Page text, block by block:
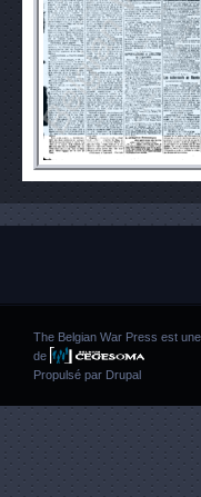
The Belgian War Press est
de
Propulsé par Drupal